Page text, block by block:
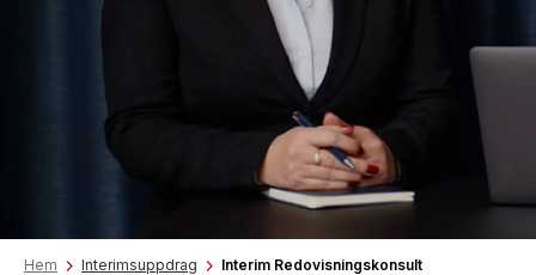
Hem Interimsuppdrag Interim Redovisningskonsult